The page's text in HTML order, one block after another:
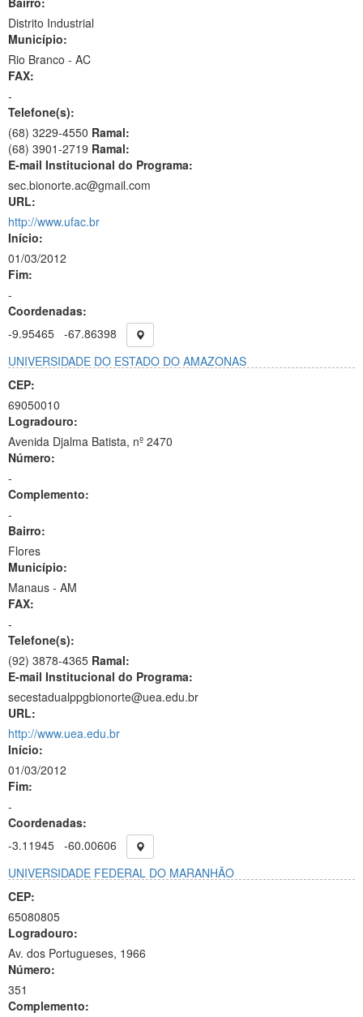
Distrito Industrial
Município:
Rio Branco - AC
FAX:
-
Telefone(s):
(68) 3229-4550 Ramal:
(68) 3901-2719 Ramal:
E-mail Institucional do Programa:
sec.bionorte.ac@gmail.com
URL:
http://www.ufac.br
Início:
01/03/2012
Fim:
-
Coordenadas:
-9.95465 -67.86398
UNIVERSIDADE DO ESTADO DO AMAZONAS
CEP:
69050010
Logradouro:
Avenida Djalma Batista, nº 2470
Número:
-
Complemento:
-
Bairro:
Flores
Município:
Manaus - AM
FAX:
-
Telefone(s):
(92) 3878-4365 Ramal:
E-mail Institucional do Programa:
secestadualppgbionorte@uea.edu.br
URL:
http://www.uea.edu.br
Início:
01/03/2012
Fim:
-
Coordenadas:
-3.11945 -60.00606
UNIVERSIDADE FEDERAL DO MARANHÃO
CEP:
65080805
Logradouro:
Av. dos Portugueses, 1966
Número:
351
Complemento: